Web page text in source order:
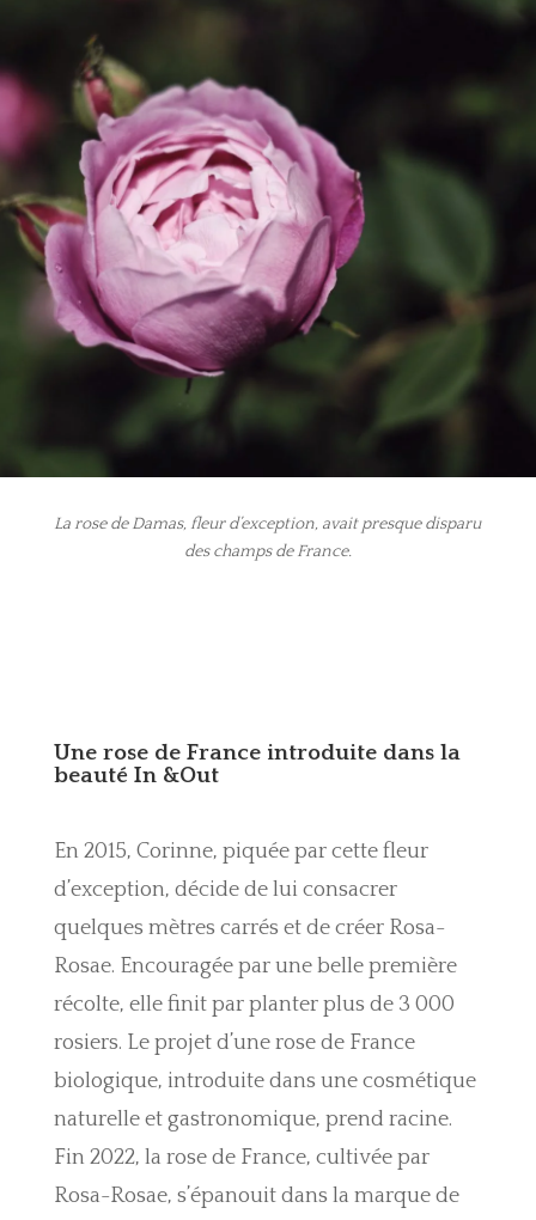
La rose de Damas, fleur d’exception, avait presque disparu
des champs de France.
Une rose de France introduite dans la
beauté In &Out
En 2015, Corinne, piquée par cette fleur
d’exception, décide de lui consacrer
quelques mètres carrés et de créer Rosa-
Rosae. Encouragée par une belle première
récolte, elle finit par planter plus de 3 000
rosiers. Le projet d’une rose de France
biologique, introduite dans une cosmétique
naturelle et gastronomique, prend racine.
Fin 2022, la rose de France, cultivée par
Rosa-Rosae, s’épanouit dans la marque de